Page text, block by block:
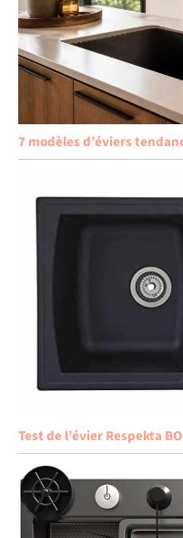
7 modèles d’éviers
Test de l’évier Respekta